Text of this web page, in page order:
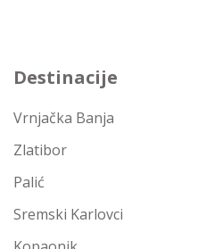
Destinacije
Vrnjačka Banja
Zlatibor
Palić
Sremski Karlovci